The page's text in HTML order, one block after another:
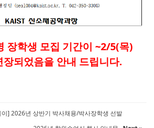
장학생 모집 기간이 ~2/5(목)
장되었음을 안내 드립니다.
] 2026년 상반기 박사채용/박사장학생 선발